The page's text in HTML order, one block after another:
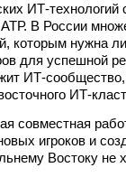
ИТ-
В России
которым нужна
для успешной
ИТ-
ИТ-
совместная
игроков и
Востоку не